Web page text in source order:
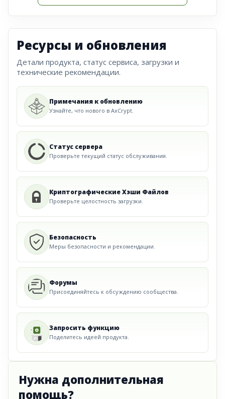
Ресурсы и обновления
Детали продукта, статус сервиса, загрузки и
технические рекомендации.
Примечания к обновлению
Узнайте, что нового в AxCrypt.
Статус сервера
Проверьте текущий статус обслуживания.
Криптографические Хэши Файлов
Проверьте целостность загрузки.
Безопасность
Меры безопасности и рекомендации.
Форумы
Присоединяйтесь к обсуждению сообщества.
Запросить функцию
Поделитесь идеей продукта.
Нужна дополнительная
помощь?